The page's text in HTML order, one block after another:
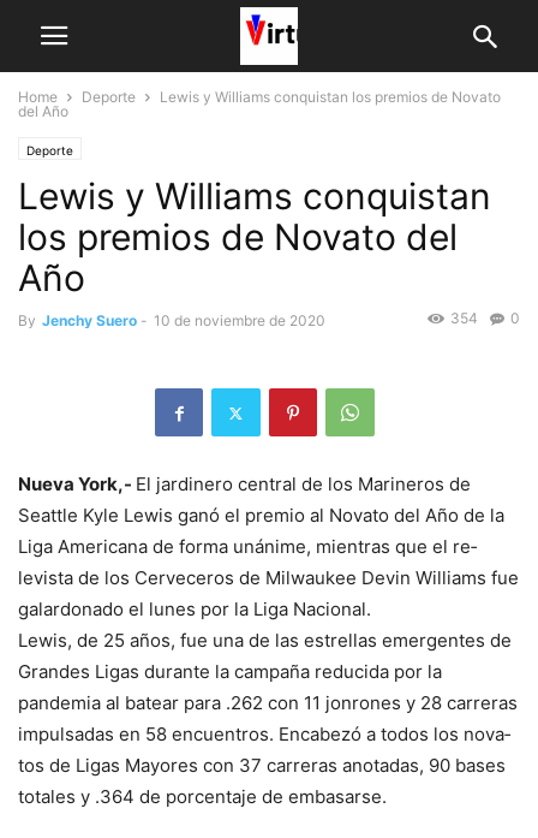
Home Deporte
Lewis y Williams conquistan los premios de Novato
del Año
Deporte
Lewis y Williams conquistan
los premios de Novato del
Año
By Jenchy Suero - 10 de noviembre de 2020 0
354
Nueva York,- El jardinero central de los Marineros de
Seattle Kyle Lewis ganó el premio al Novato del Año de la
Liga Americana de forma uná­nime, mientras que el re­
levista de los Cerveceros de Milwaukee Devin Wi­lliams fue
galardonado el lunes por la Liga Nacio­nal.
Lewis, de 25 años, fue una de las estrellas emer­gentes de
Grandes Ligas durante la campaña re­ducida por la
pandemia al batear para .262 con 11 jonrones y 28 carreras
im­pulsadas en 58 encuentros. Encabezó a todos los nova­
tos de Ligas Mayores con 37 carreras anotadas, 90 bases
totales y .364 de por­centaje de embasarse.